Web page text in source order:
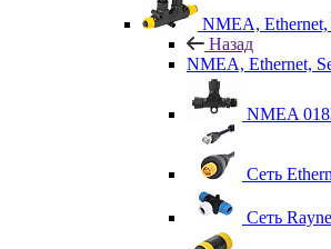
NMEA, Ethernet,
Назад
NMEA, Ethernet,
NMEA
Сеть
Сеть